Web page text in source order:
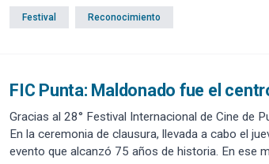
Festival Reconocimiento
FIC Punta: Maldonado fue el
Gracias al 28° Festival Internacional de Cine de
En la ceremonia de clausura, llevada a cabo el
evento que alcanzó 75 años de historia. En ese